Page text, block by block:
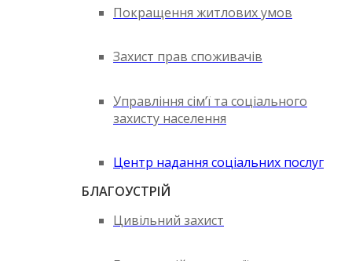
Покращення житлових умов
Захист прав споживачів
Управління сім’ї та соціального
захисту населення
Центр надання соціальних послуг
БЛАГОУСТРІЙ
Цивільний захист